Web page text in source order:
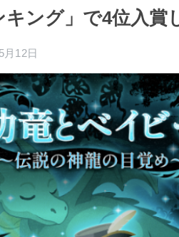
ング」で4位入賞
月12日